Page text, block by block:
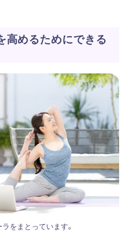
高めるためにできる
をまとっています。